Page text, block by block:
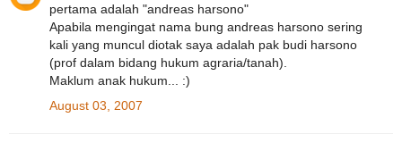
pertama adalah "andreas harsono"
Apabila mengingat nama bung andreas harsono sering
kali yang muncul diotak saya adalah pak budi harsono
(prof dalam bidang hukum agraria/tanah).
Maklum anak hukum... :)
August 03, 2007